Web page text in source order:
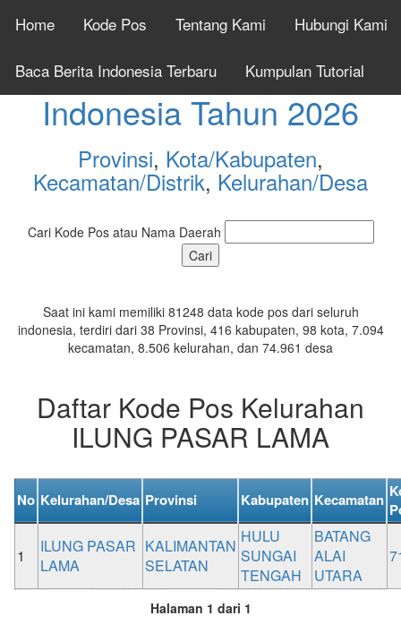
Home Kode Pos Tentang Kami Hubungi Kami
Baca Berita Indonesia Terbaru Kumpulan Tutorial
Cek Kode Pos Seluruh
Indonesia Tahun 2026
Provinsi, Kota/Kabupaten,
Kecamatan/Distrik, Kelurahan/Desa
Cari Kode Pos atau Nama Daerah
Saat ini kami memiliki 81248 data kode pos dari seluruh
indonesia, terdiri dari 38 Provinsi, 416 kabupaten, 98 kota, 7.094
kecamatan, 8.506 kelurahan, dan 74.961 desa
Daftar Kode Pos Kelurahan
ILUNG PASAR LAMA
No Kelurahan/Desa Provinsi Kabupaten Kecamatan
1
ILUNG PASAR
LAMA
KALIMANTAN
SELATAN
HULU
SUNGAI
TENGAH
BATANG
ALAI
UTARA
Halaman 1 dari 1